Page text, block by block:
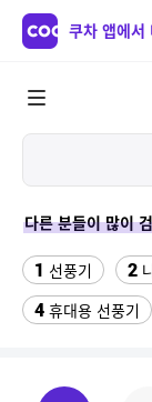
쿠차 앱에서
다른 분들이 많이
1 선풍기 2
4 휴대용 선풍기
11 ESSECORE